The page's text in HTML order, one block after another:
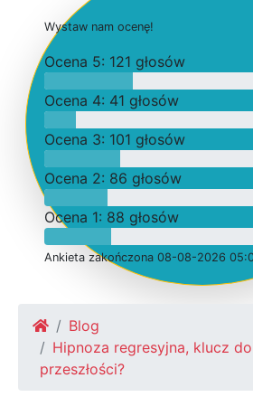
Wystaw nam ocenę!
Ocena 5: 121 głosów
Ocena 4: 41 głosów
Ocena 3: 101 głosów
Ocena 2: 86 głosów
Ocena 1: 88 głosów
Ankieta zakończona 08-08-2026
Blog
Hipnoza regresyjna, klucz
przeszłości?